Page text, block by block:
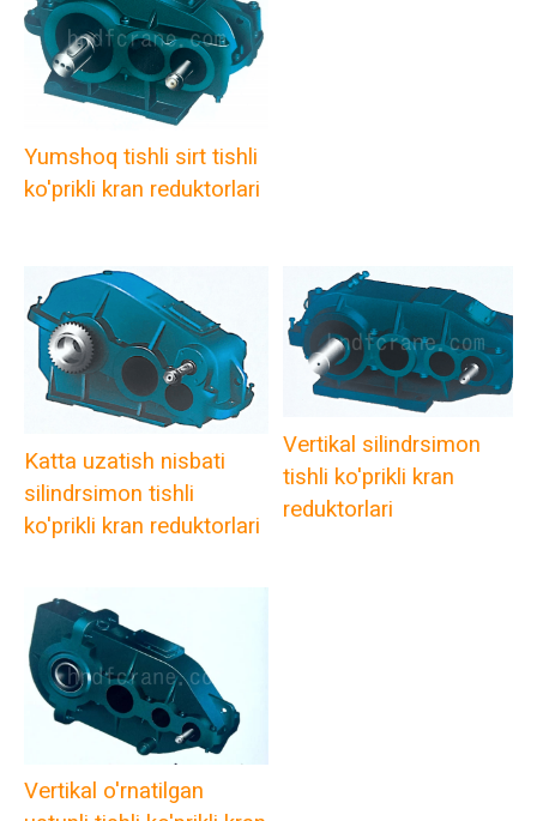
Yumshoq tishli sirt tishli
ko'prikli kran reduktorlari
Katta uzatish nisbati
silindrsimon tishli
ko'prikli kran reduktorlari
Vertikal silindrsimon
tishli ko'prikli kran
reduktorlari
Vertikal o'rnatilgan